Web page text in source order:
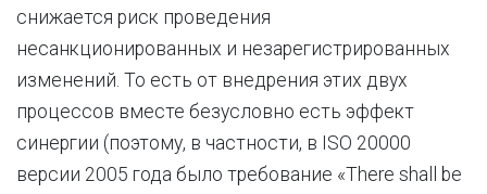
снижается риск проведения
несанкционированных и незарегистрированных
изменений. То есть от внедрения этих двух
процессов вместе безусловно есть эффект
синергии (поэтому, в частности, в ISO 20000
версии 2005 года было требование «There shall be